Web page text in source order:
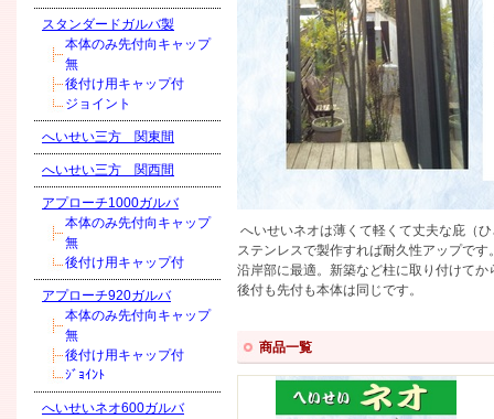
スタンダードガルバ製
本体のみ先付向キャップ
無
後付け用キャップ付
ジョイント
へいせい三方 関東間
へいせい三方 関西間
アプローチ1000ガルバ
本体のみ先付向キャップ
無
後付け用キャップ付
アプローチ920ガルバ
本体のみ先付向キャップ
無
後付け用キャップ付
ｼﾞｮｲﾝﾄ
へいせいネオ600ガルバ
へいせいネオは薄くて軽くて丈夫な庇（
ステンレスで製作すれば耐久性アップです
沿岸部に最適。新築など柱に取り付けて
後付も先付も本体は同じです。
商品一覧